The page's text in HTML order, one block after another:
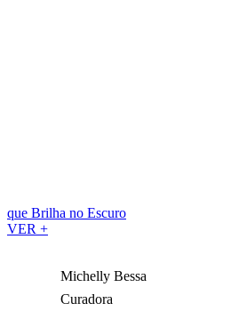
que Brilha no Escuro
VER +
Michelly Bessa
Curadora